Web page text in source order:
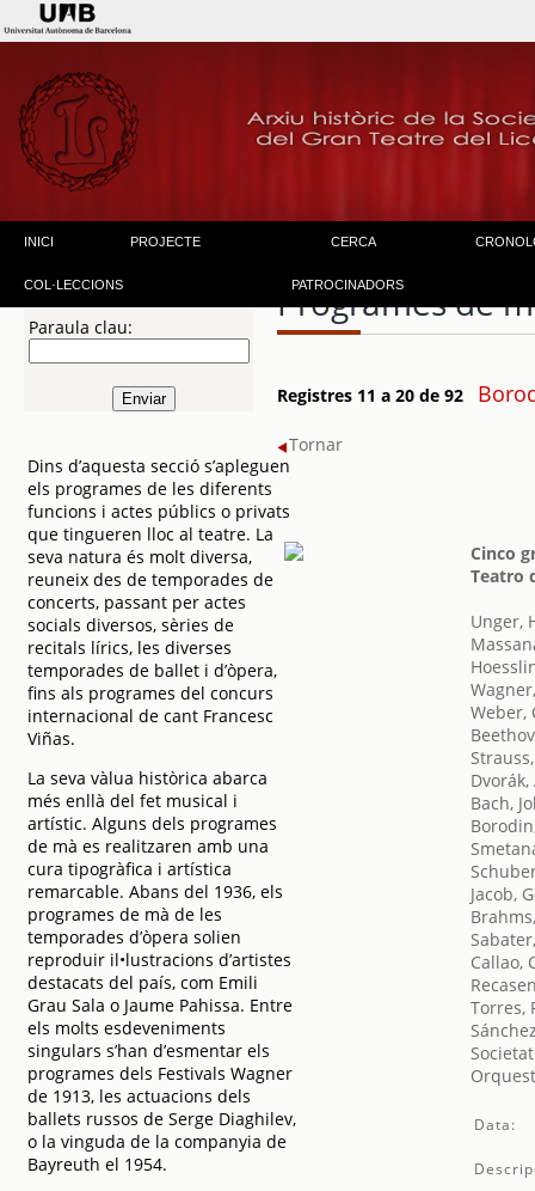
INICI PROJECTE CERCA
COL·LECCIONS PATROCINADORS
Paraula clau:
Dins d’aquesta secció s’apleguen
els programes de les diferents
funcions i actes públics o privats
que tingueren lloc al teatre. La
seva natura és molt diversa,
reuneix des de temporades de
concerts, passant per actes
socials diversos, sèries de
recitals lírics, les diverses
temporades de ballet i d’òpera,
fins als programes del concurs
internacional de cant Francesc
Viñas.
La seva vàlua històrica abarca
més enllà del fet musical i
artístic. Alguns dels programes
de mà es realitzaren amb una
cura tipogràfica i artística
remarcable. Abans del 1936, els
programes de mà de les
temporades d’òpera solien
reproduir il•lustracions d’artistes
destacats del país, com Emili
Grau Sala o Jaume Pahissa. Entre
els molts esdeveniments
singulars s’han d’esmentar els
programes dels Festivals Wagner
de 1913, les actuacions dels
ballets russos de Serge Diaghilev,
o la vinguda de la companyia de
Bayreuth el 1954.
Programes de
Registres 11 a 20 de 92
Tornar
Cinco
Teatro
Unger,
Weber,
Bach,
Jacob,
Callao,
Torres,
Data: